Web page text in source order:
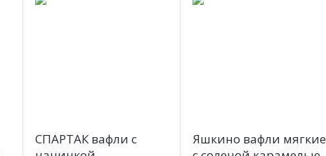
СПАРТАК вафли с
Яшкино вафли мягкие